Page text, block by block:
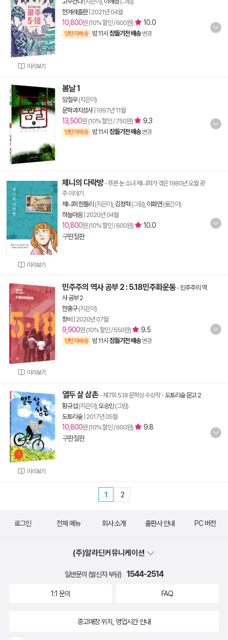
미리보기
한겨레출판| 2021년 04월
10,800원 (10% 할인 / 600원) 10.0
양탄자배송 밤 11시 잠들기전 배송 변경
봄날 1
임철우(지은이)
문학과지성사| 1997년 11월
13,500원 (10% 할인 / 750원) 9.3
양탄자배송 밤 11시 잠들기전 배송 변경
미리보기
제니의 다락방- 푸른 눈 소녀 제니퍼가 겪은 1980년 오월 광
주 이야기
제니퍼 헌틀리 (지은이), 김정혁 (그림), 이화연(옮긴이)
하늘마음| 2020년 04월
10,800원 (10% 할인 / 600원)
10.0
구판절판
미리보기
민주주의 역사 공부 2 : 5.18민주화운동- 민주주의 역
사 공부 2
한홍구(지은이)
창비
2020년 07월
9,900원 (10% 할인 / 550원) 9.5
양탄자배송 밤 11시 잠들기전 배송 변경
미리보기
열두 살 삼촌- 제7회 5.18 문학상 수상작-도토리숲 문고 2
황규섭(지은이), 오승민(그림)
도토리숲| 2017년 05월
10,800원 (10% 할인 / 600원)
9.8
구판절판
1 2
로그인 전체 메뉴 회사 소개 출판사 안내 PC 버전
(주)알라딘커뮤니케이션
일반문의 (발신자 부담) 1544-2514
1:1 문의 FAQ
중고매장 위치, 영업시간 안내